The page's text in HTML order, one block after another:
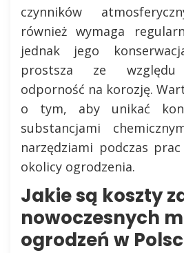
czynników
również wymaga
jednak jego
prostsza ze
odporność na korozję.
o tym, aby unikać
substancjami
narzędziami podczas
okolicy ogrodzenia.
Jakie są koszty
nowoczesnych
ogrodzeń w